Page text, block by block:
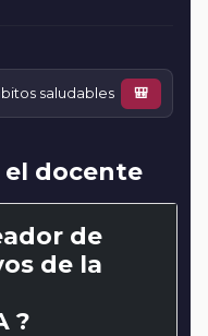
saludables 🎒
el docente
de
de la
?